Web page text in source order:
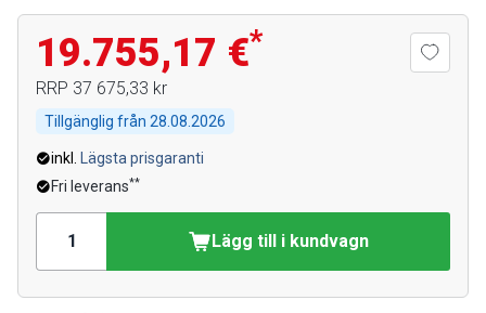
19.755,17 €*
RRP 37 675,33 kr
Tillgänglig från 28.08.2026
inkl.
Lägsta prisgaranti
Fri leverans**
Lägg till i kundvagn